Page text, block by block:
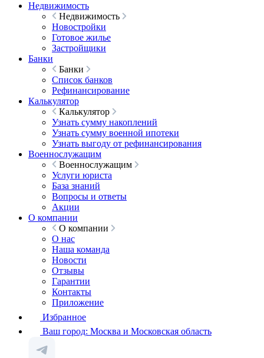
Недвижимость
Недвижимость
Новостройки
Готовое жилье
Застройщики
Банки
Банки
Список банков
Рефинансирование
Калькулятор
Калькулятор
Узнать сумму накоплений
Узнать сумму военной ипотеки
Узнать выгоду от рефинансирования
Военнослужащим
Военнослужащим
Услуги юриста
База знаний
Вопросы и ответы
Акции
О компании
О компании
О нас
Наша команда
Новости
Отзывы
Гарантии
Контакты
Приложение
Избранное
Ваш город: Москва и Московская область